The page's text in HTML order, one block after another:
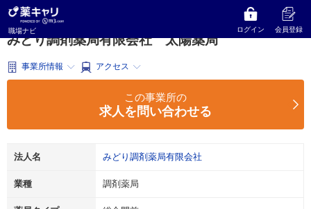
職場ナビ ログイン 会員登録
薬キャリ 職場ナビ
みどり調剤薬局有限会社
みどり調剤薬局有限会社 太陽薬局
事業所情報 アクセス
この事業所の
求人を問い合わせる
法人名 みどり調剤薬局有限会社
業種 調剤薬局